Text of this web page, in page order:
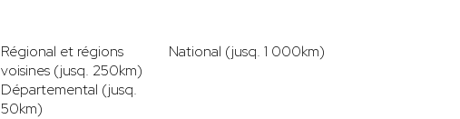
Régional et régions
voisines (jusq. 250km)
National (jusq. 1 000km)
Départemental (jusq.
50km)